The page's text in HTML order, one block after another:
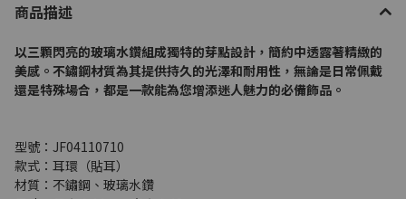
商品描述
以三顆閃亮的玻璃水鑽組成獨特的芽點設計，簡約中透露著精緻的
美感。不鏽鋼材質為其提供持久的光澤和耐用性，無論是日常佩戴
還是特殊場合，都是一款能為您增添迷人魅力的必備飾品。
型號：JF04110710
款式：耳環（貼耳）
材質：不鏽鋼、玻璃水鑽